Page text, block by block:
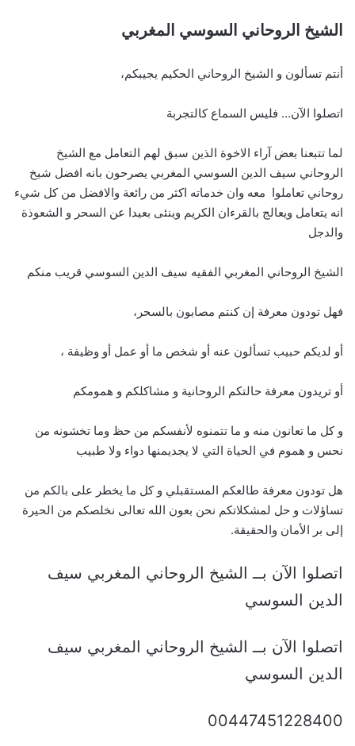
الشيخ الروحاني السوسي المغربي
أنتم تسألون و الشيخ الروحاني الحكيم يجيبكم،
اتصلوا الآن… فليس السماع كالتجربة
لما تتبعنا بعض آراء الاخوة الذين سبق لهم التعامل مع الشيخ
الروحاني سيف الدين السوسي المغربي يصرحون بانه افضل شيخ
روحاني تعاملوا معه وان خدماته اكثر من رائعة والافضل من كل شيء
انه يتعامل ويعالج بالقرءان الكريم وينئى بعيدا عن السحر و الشعوذة
والدجل
الشيخ الروحاني المغربي الفقيه سيف الدين السوسي قريب منكم
فهل تودون معرفة إن كنتم مصابون بالسحر،
أو لديكم حبيب تسألون عنه أو شخص ما أو عمل أو وظيفة ،
أو تريدون معرفة حالتكم الروحانية و مشاكلكم و همومكم
و كل ما تعانون منه و ما تتمنوه لأنفسكم من حظ وما تخشونه من
نحس و هموم في الحياة التي لا يجديمنها دواء ولا طبيب
هل تودون معرفة طالعكم المستقبلي و كل ما يخطر على بالكم من
تساؤلات و حل لمشكلاتكم نحن بعون الله تعالى نخلصكم من الحيرة
إلى بر الأمان والحقيقة.
اتصلوا الآن بــ الشيخ الروحاني المغربي سيف
الدين السوسي
اتصلوا الآن بــ الشيخ الروحاني المغربي سيف
الدين السوسي
00447451228400